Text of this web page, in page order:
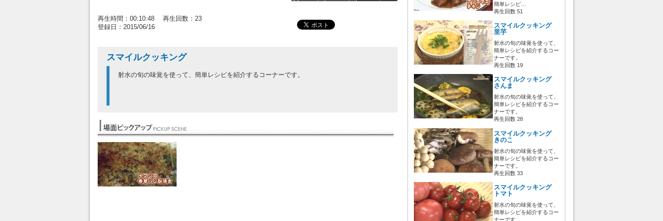
再生時間：00:10:48 再生回数：23
登録日：2015/06/16
スマイルクッキング
射水の旬の味覚を使って、簡単レシピを紹介するコーナーです。
簡単レシピ…
再生回数 51
スマイルクッキング
里芋
射水の旬の味覚を使って、
簡単レシピを紹介するコー
ナーです。
再生回数 19
スマイルクッキング
さんま
射水の旬の味覚を使って、
簡単レシピを紹介するコー
ナーです。
再生回数 28
スマイルクッキング
きのこ
射水の旬の味覚を使って、
簡単レシピを紹介するコー
ナーです。
再生回数 33
スマイルクッキング
トマト
射水の旬の味覚を使って、
簡単レシピを紹介するコー
ナーです。